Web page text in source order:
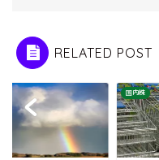
RELATED POST
国内株